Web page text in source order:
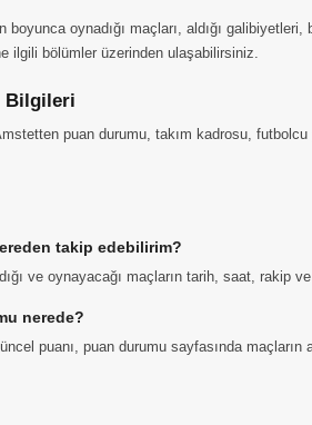
boyunca oynadığı maçları, aldığı
ilgili bölümler üzerinden ulaşabilirsiniz.
Bilgileri
puan durumu, takım kadrosu,
takip edebilirim?
ve oynayacağı maçların tarih, saat, rakip
nerede?
puanı, puan durumu sayfasında maçların